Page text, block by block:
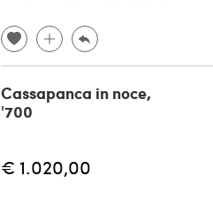
Cassapanca in noce,
'700
€ 1.020,00